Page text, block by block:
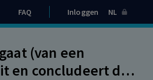
FAQ Inloggen NL
(van een
en concludeert dat